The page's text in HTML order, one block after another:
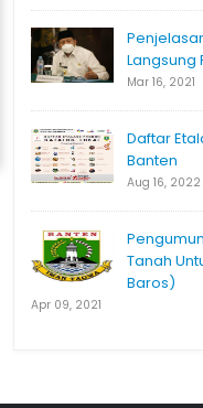
Langsung
Mar 16, 2021
Daftar
Banten
Aug 16, 2022
Tanah
Baros)
Apr 09, 2021